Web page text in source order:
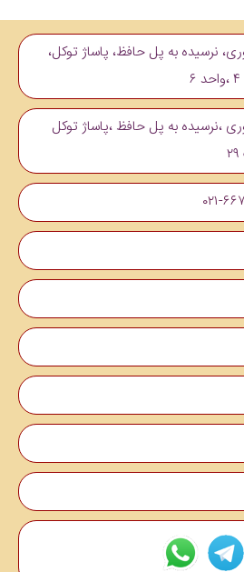
نرسیده به پل حافظ، پاساژ توکل،
،نرسیده به پل حافظ ،پاساژ توکل